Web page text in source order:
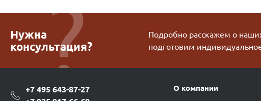
Нужна
консультация?
Подробно расскажем о
подготовим
+7 495 643-87-27
О компании